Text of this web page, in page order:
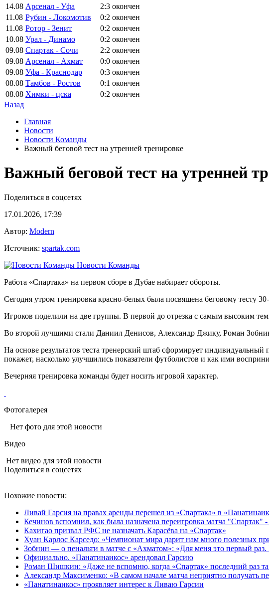
14.08 Арсенал - Уфа 2:3 окончен
11.08 Рубин - Локомотив 0:2 окончен
11.08 Ротор - Зенит 0:2 окончен
10.08 Урал - Динамо 0:2 окончен
09.08 Спартак - Сочи 2:2 окончен
09.08 Арсенал - Ахмат 0:0 окончен
09.08 Уфа - Краснодар 0:3 окончен
08.08 Тамбов - Ростов 0:1 окончен
08.08 Химки - цска 0:2 окончен
Назад
Главная
Новости
Новости Команды
Важный беговой тест на утренней тренировке
Важный беговой тест на утренней
Поделиться в соцсетях
17.01.2026, 17:39
Автор: Modern
Источник: spartak.com
Новости Команды
Работа «Спартака» на первом сборе в Дубае набирает обороты.
Сегодня утром тренировка красно-белых была посвящена беговому тесту
Игроков поделили на две группы. В первой до отрезка с самым высоким
Во второй лучшими стали Даниил Денисов, Александр Джику, Роман
На основе результатов теста тренерский штаб сформирует
покажет, насколько улучшились показатели футболистов и как ими
Вечерняя тренировка команды будет носить игровой характер.
Фотогалерея
Нет фото для этой новости
Видео
Нет видео для этой новости
Поделиться в соцсетях
Похожие новости:
Ливай Гарсия на правах аренды перешел из «Спартака» в
Кечинов вспомнил, как была назначена переигровка матча "Спартак"
Кахигао призвал РФС не назначать Карасёва на «Спартак»
Хуан Карлос Карседо: «Чемпионат мира дарит нам много полезных
Зобнин — о пенальти в матче с «Ахматом»: «Для меня это первый раз.
Официально. «Панатинаикос» арендовал Гарсию
Роман Шишкин: «Даже не вспомню, когда «Спартак» последний раз
Александр Максименко: «В самом начале матча неприятно получать
«Панатинаикос» проявляет интерес к Ливаю Гарсии